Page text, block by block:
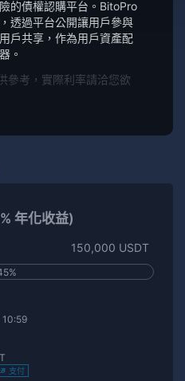
的債權認購平台。BitoPro
透過平台公開讓用戶參與
戶共享，作為用戶資產配
。
參考，實際利率請洽您欲
年化收益)
150,000 USDT
支付